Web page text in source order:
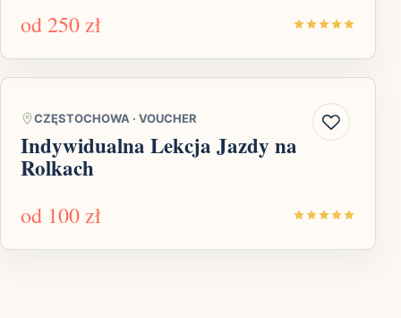
od 250 zł
CZĘSTOCHOWA · VOUCHER
Indywidualna Lekcja Jazdy na
Rolkach
od 100 zł